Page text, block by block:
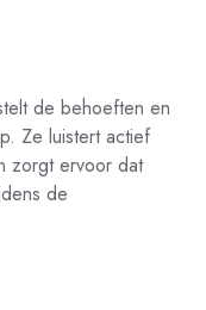
de behoeften en
Ze luistert actief
zorgt ervoor dat
de